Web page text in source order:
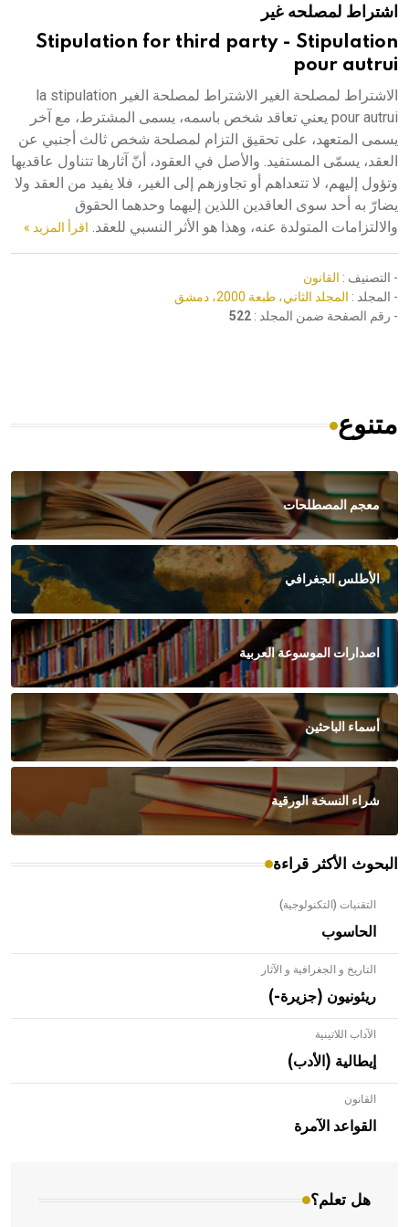
هيئة الموسوعة العربية تطلق موسوعات جديدة في عام 2026
اشتراط لمصلحه غير
Stipulation for third party - Stipulation
pour autrui
الاشتراط لمصلحة الغير الاشتراط لمصلحة الغير la stipulation
pour autrui يعني تعاقد شخص باسمه، يسمى المشترط، مع آخر
يسمى المتعهد، على تحقيق التزام لمصلحة شخص ثالث أجنبي عن
العقد، يسمّى المستفيد. والأصل في العقود، أنّ آثارها تتناول عاقديها
وتؤول إليهم، لا تتعداهم أو تجاوزهم إلى الغير، فلا يفيد من العقد ولا
يضارّ به أحد سوى العاقدين اللذين إليهما وحدهما الحقوق
والالتزامات المتولدة عنه، وهذا هو الأثر النسبي للعقد. اقرأ المزيد »
- التصنيف : القانون
- المجلد : المجلد الثاني، طبعة 2000، دمشق
- رقم الصفحة ضمن المجلد : 522
متنوع
معجم المصطلحات
الأطلس الجغرافي
اصدارات الموسوعة العربية
أسماء الباحثين
شراء النسخة الورقية
البحوث الأكثر قراءة
التقنيات (التكنولوجية)
الحاسوب
التاريخ و الجغرافية و الآثار
ريئونيون (جزيرة-)
الآداب اللاتينية
إيطالية (الأدب)
القانون
القواعد الآمرة
هل تعلم؟
- هل تعلم أن الأبلق نوع من الفنون الهندسية التي ارتبطت
بالعمارة الإسلامية في بلاد الشام ومصر خاصة، حيث يحرص
المعمار على بناء مداميكه وخاصة في الواجهات